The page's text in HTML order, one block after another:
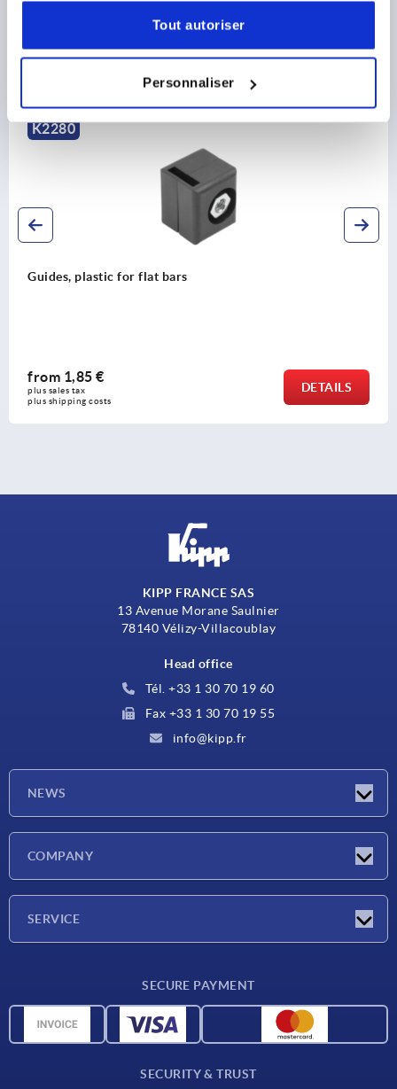
Tout autoriser
Personnaliser
Discover our product range
K2280
Guides, plastic for flat bars
from1,85 €
plus sales tax
plus shipping costs
DETAILS
KIPP FRANCE SAS
13 Avenue Morane Saulnier
78140 Vélizy-Villacoublay
Head office
Tél. +33 1 30 70 19 60
Fax +33 1 30 70 19 55
info@kipp.fr
NEWS
COMPANY
SERVICE
CAD data
SECURE PAYMENT
SECURITY & TRUST